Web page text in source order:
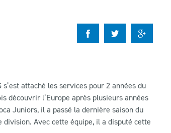
attaché les services pour 2 années du
découvrir l’Europe après plusieurs années
Juniors, il a passé la dernière saison du
division. Avec cette équipe, il a disputé cette